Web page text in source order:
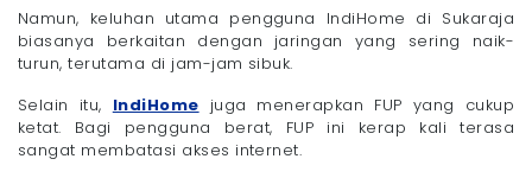
Namun, keluhan utama pengguna IndiHome di Sukaraja
biasanya berkaitan dengan jaringan yang sering naik-
turun, terutama di jam-jam sibuk.
Selain itu, IndiHome juga menerapkan FUP yang cukup
ketat. Bagi pengguna berat, FUP ini kerap kali terasa
sangat membatasi akses internet.